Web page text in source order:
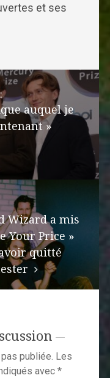
et ses
auquel je
»
Wizard a mis
Your Price »
quitté
publiée. Les
avec *